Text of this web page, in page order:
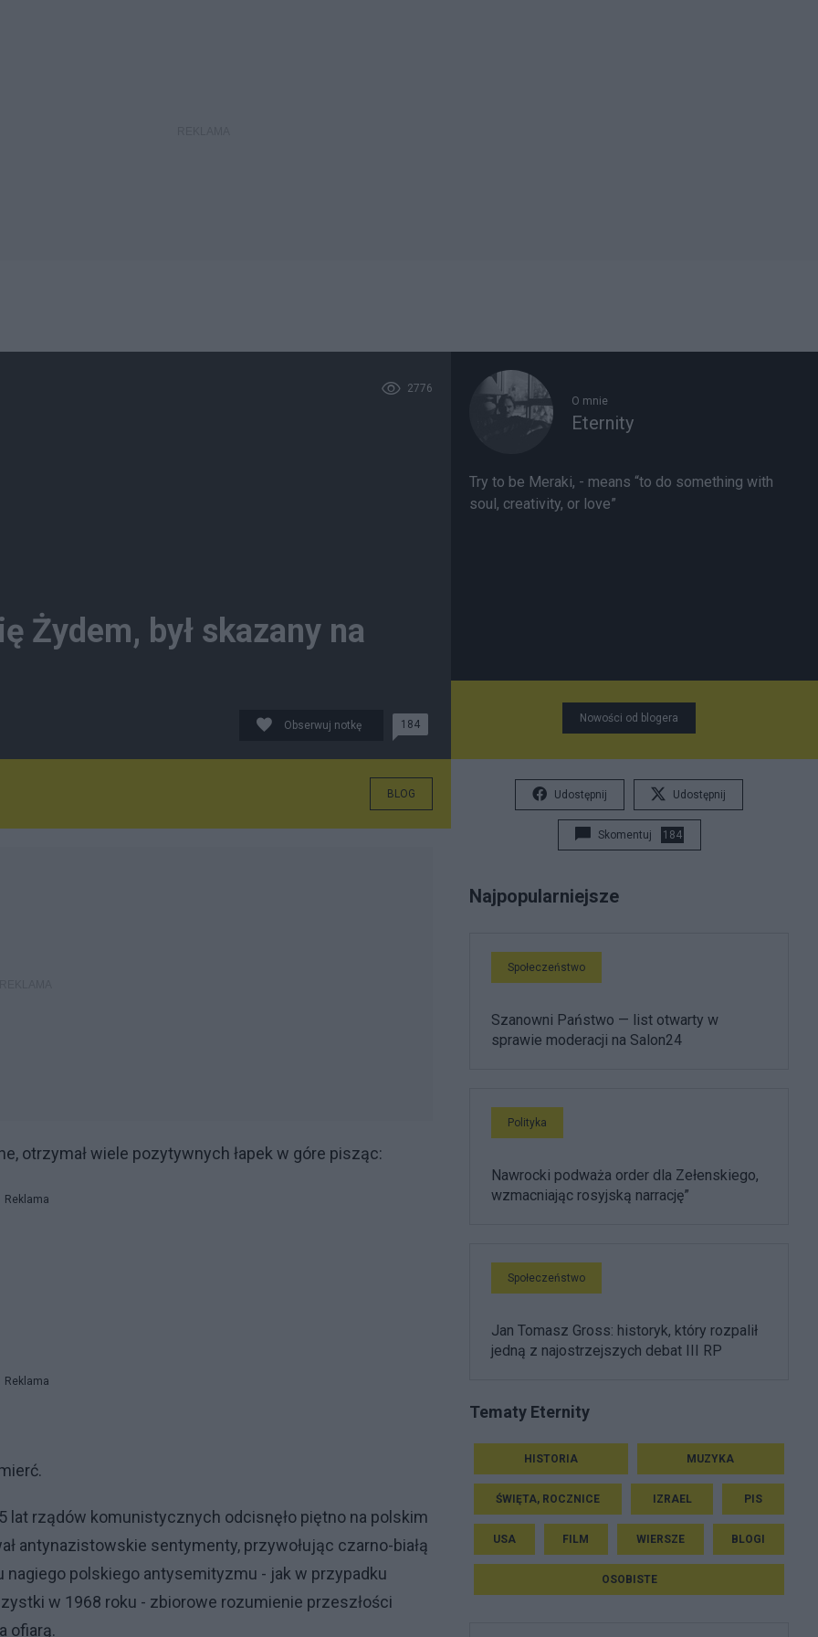
2776
Żydem, był skazany na
Obserwuj notkę 184
BLOG
otrzymał wiele pozytywnych łapek w góre pisząc:
Reklama
Reklama
lat rządów komunistycznych odcisnęło piętno na polskim
antynazistowskie sentymenty, przywołując czarno-białą
polskiego antysemityzmu - jak w przypadku
w 1968 roku - zbiorowe rozumienie przeszłości
ofiarą.
O mnie
Eternity
Try to be Meraki, - means “to do something with
soul, creativity, or love”
Nowości od blogera
Udostępnij Udostępnij
Skomentuj 184
Najpopularniejsze
Społeczeństwo
Szanowni Państwo — list otwarty w
sprawie moderacji na Salon24
Polityka
Nawrocki podważa order dla Zełenskiego,
wzmacniając rosyjską narrację”
Społeczeństwo
Jan Tomasz Gross: historyk, który rozpalił
jedną z najostrzejszych debat III RP
Tematy Eternity
HISTORIA MUZYKA
ŚWIĘTA, ROCZNICE IZRAEL PIS
USA FILM WIERSZE BLOGI
OSOBISTE